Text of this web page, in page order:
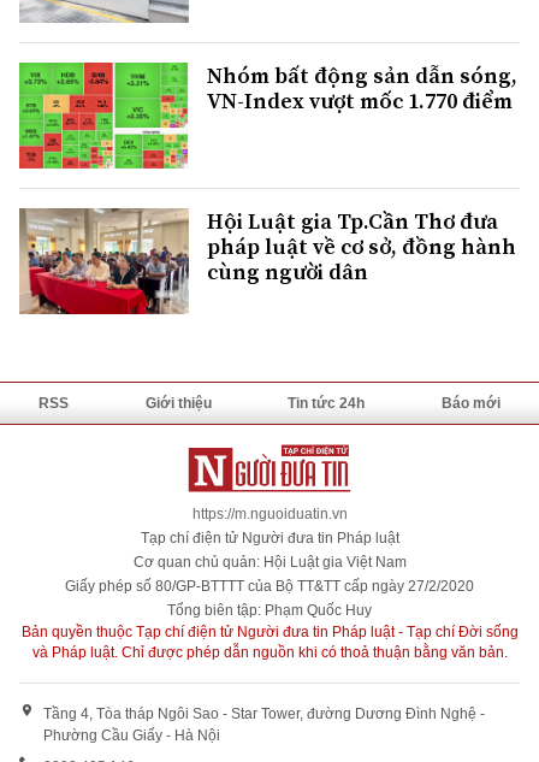
Nhóm bất động sản dẫn sóng,
VN-Index vượt mốc 1.770 điểm
Hội Luật gia Tp.Cần Thơ đưa
pháp luật về cơ sở, đồng hành
cùng người dân
RSS Giới thiệu Tin tức 24h Báo mới
https://m.nguoiduatin.vn
Tạp chí điện tử Người đưa tin Pháp luật
Cơ quan chủ quản: Hội Luật gia Việt Nam
Giấy phép số 80/GP-BTTTT của Bộ TT&TT cấp ngày 27/2/2020
Tổng biên tập: Phạm Quốc Huy
Bản quyền thuộc Tạp chí điện tử Người đưa tin Pháp luật - Tạp chí Đời sống
và Pháp luật. Chỉ được phép dẫn nguồn khi có thoả thuận bằng văn bản.
Tầng 4, Tòa tháp Ngôi Sao - Star Tower, đường Dương Đình Nghệ -
Phường Cầu Giấy - Hà Nội